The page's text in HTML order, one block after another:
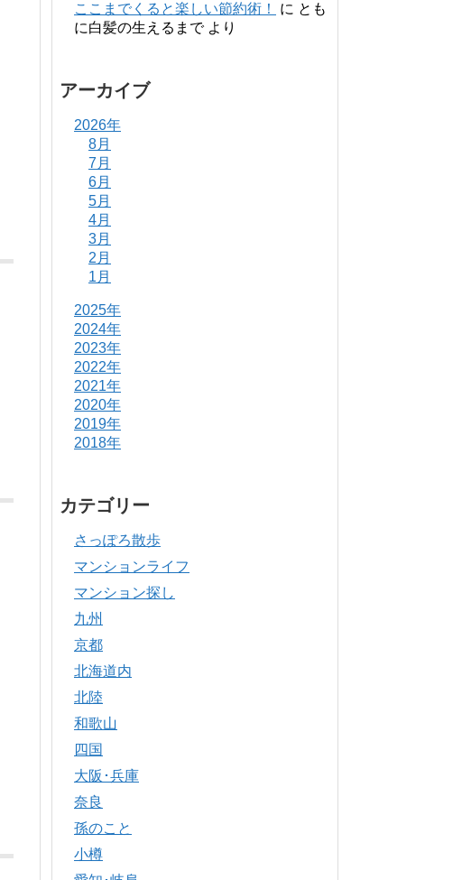
ここまでくると楽しい節約術！
に とも
に白髪の生えるまでより
アーカイブ
2026年
8月
7月
6月
5月
4月
3月
2月
1月
2025年
2024年
2023年
2022年
2021年
2020年
2019年
2018年
カテゴリー
さっぽろ散歩
マンションライフ
マンション探し
九州
京都
北海道内
北陸
和歌山
四国
大阪･兵庫
奈良
孫のこと
小樽